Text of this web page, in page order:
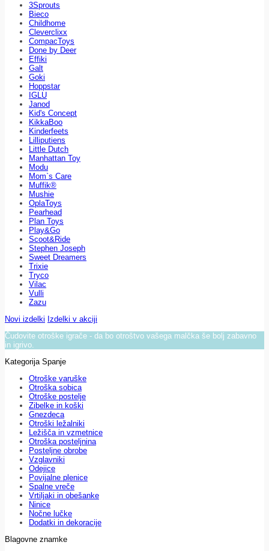
3Sprouts
Bieco
Childhome
Cleverclixx
CompacToys
Done by Deer
Effiki
Galt
Goki
Hoppstar
IGLU
Janod
Kid's Concept
KikkaBoo
Kinderfeets
Lilliputiens
Little Dutch
Manhattan Toy
Modu
Mom`s Care
Muffik®
Mushie
OplaToys
Pearhead
Plan Toys
Play&Go
Scoot&Ride
Stephen Joseph
Sweet Dreamers
Trixie
Tryco
Vilac
Vulli
Zazu
Novi izdelki Izdelki v akciji
Čudovite otroške igrače - da bo otroštvo vašega malčka še bolj zabavno
in igrivo.
Kategorija Spanje
Otroške varuške
Otroška sobica
Otroške postelje
Zibelke in koški
Gnezdeca
Otroški ležalniki
Ležišča in vzmetnice
Otroška posteljnina
Posteljne obrobe
Vzglavniki
Odejice
Povijalne plenice
Spalne vreče
Vrtiljaki in obešanke
Ninice
Nočne lučke
Dodatki in dekoracije
Blagovne znamke